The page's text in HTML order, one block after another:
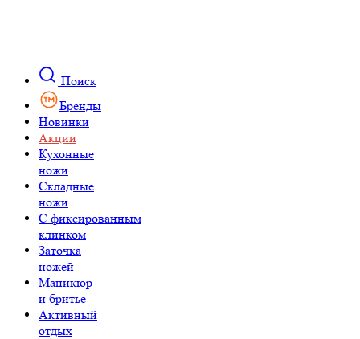
Поиск
Бренды
Новинки
Акции
Кухонные
ножи
Складные
ножи
C фиксированным
клинком
Заточка
ножей
Маникюр
и бритье
Активный
отдых